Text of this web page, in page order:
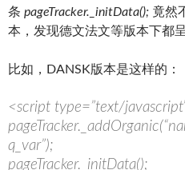
条 pageTracker._initData(); 竟然
本，发现德文法文等版本下都
比如，DANSK版本是这样的：
<script type=”text/
q_var”);
pageTracker._initData();